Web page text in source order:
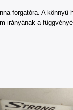
forgatóra. A
a